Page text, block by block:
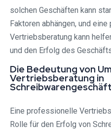
solchen Geschäften kann
Faktoren abhängen, und
Vertriebsberatung kann
und den Erfolg des
Die Bedeutung von
Vertriebsberatung in
Eine professionelle
Rolle für den Erfolg von